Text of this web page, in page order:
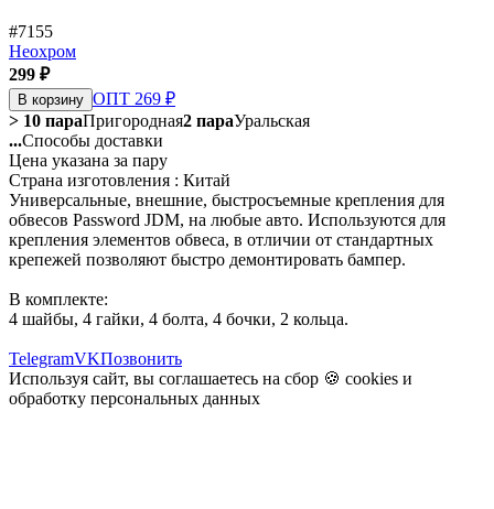
#7155
Неохром
299 ₽
В корзину ОПТ 269 ₽
> 10 параПригородная2 параУральская
...Способы доставки
Цена указана за пару
Страна изготовления : Китай
Универсальные, внешние, быстросъемные крепления для
обвесов Password JDM, на любые авто. Используются для
крепления элементов обвеса, в отличии от стандартных
крепежей позволяют быстро демонтировать бампер.
В комплекте:
4 шайбы, 4 гайки, 4 болта, 4 бочки, 2 кольца.
TelegramVKПозвонить
Используя сайт, вы соглашаетесь на сбор 🍪 cookies и
обработку персональных данных